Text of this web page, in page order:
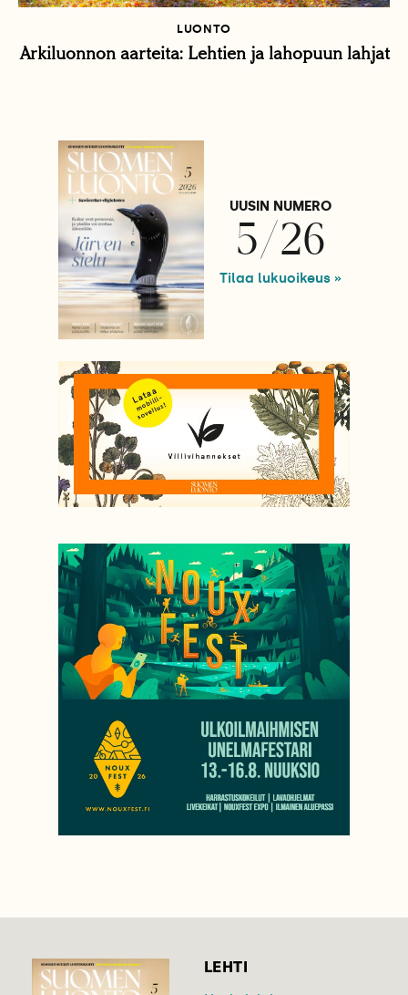
LUONTO
Arkiluonnon aarteita: Lehtien ja lahopuun lahjat
UUSIN NUMERO
5/26
Tilaa lukuoikeus »
LEHTI